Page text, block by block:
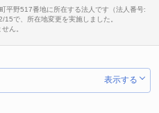
平野517番地に所在する法人です（法人番号:
で、所在地変更を実施しました。
ん。
表示する